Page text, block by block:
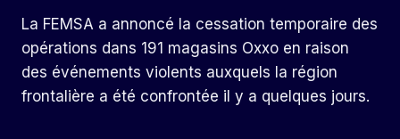
La FEMSA a annoncé la cessation temporaire des
opérations dans 191 magasins Oxxo en raison
des événements violents auxquels la région
frontalière a été confrontée il y a quelques jours.